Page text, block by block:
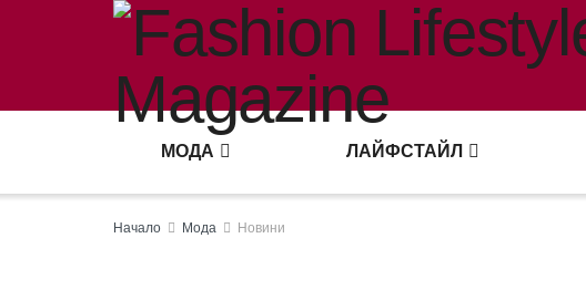
МОДА ЛАЙФСТАЙЛ
Начало Мода Новини